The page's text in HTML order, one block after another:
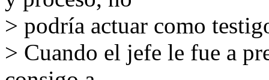
> podría actuar como
> Cuando el jefe le fue a